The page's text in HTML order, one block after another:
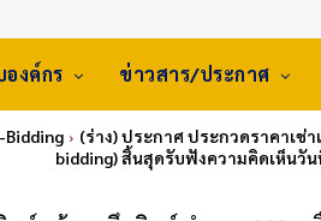
องค์กร ข่าวสาร/ประกาศ
Bidding
(ร่าง) ประกาศ ประกวดราคาเ
bidding) สิ้นสุดรับฟังความคิดเห็นวั